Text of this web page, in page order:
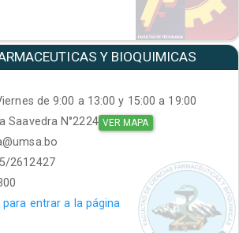
Y BIOQUIMICAS
de 9:00 a 13:00 y 15:00 a 19:00
Saavedra N°2224 VER MAPA
2612427
para entrar a la página